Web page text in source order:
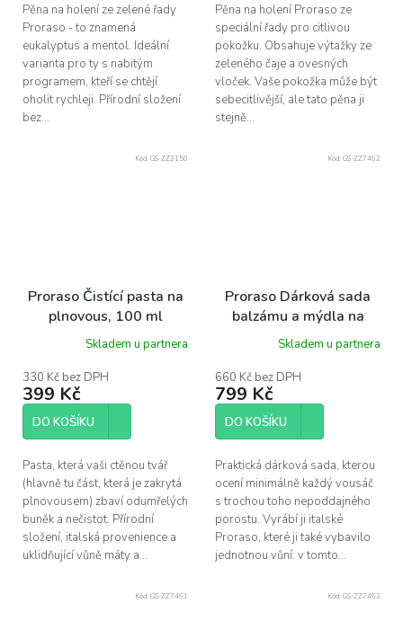
Pěna na holení ze zelené řady
Proraso - to znamená
eukalyptus a mentol. Ideální
varianta pro ty s nabitým
programem, kteří se chtějí
oholit rychleji. Přírodní složení
bez...
Pěna na holení Proraso ze
speciální řady pro citlivou
pokožku. Obsahuje výtažky ze
zeleného čaje a ovesných
vloček. Vaše pokožka může být
sebecitlivější, ale tato pěna ji
stejně...
Proraso Čistící pasta na
plnovous, 100 ml
Skladem u partnera
330 Kč bez DPH
399 Kč
DO KOŠÍKU
Pasta, která vaši ctěnou tvář
(hlavně tu část, která je zakrytá
plnovousem) zbaví odumřelých
buněk a nečistot. Přírodní
složení, italská provenience a
uklidňující vůně máty a...
Kód: GS-ZZ3150
Proraso Dárková sada
balzámu a mýdla na
plnovous- cypriš a
Skladem u partnera
660 Kč bez DPH
799 Kč
DO KOŠÍKU
Praktická dárková sada, kterou
ocení minimálně každý vousáč
s trochou toho nepoddajného
porostu. Vyrábí ji italské
Proraso, které ji také vybavilo
jednotnou vůní: v tomto...
Kód: GS-ZZ7462
Kód: GS-ZZ7461 Kód: GS-ZZ7463